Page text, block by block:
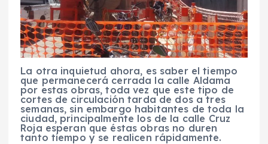
La otra inquietud ahora, es saber el tiempo
que permanecerá cerrada la calle Aldama
por estas obras, toda vez que este tipo de
cortes de circulación tarda de dos a tres
semanas, sin embargo habitantes de toda la
ciudad, principalmente los de la calle Cruz
Roja esperan que éstas obras no duren
tanto tiempo y se realicen rápidamente.